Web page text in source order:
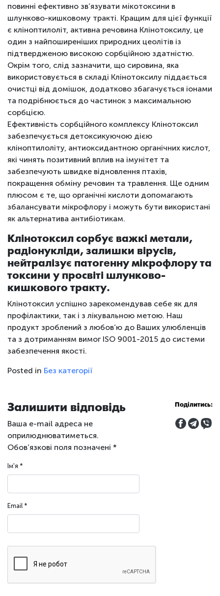
повинні ефективно зв’язувати мікотоксини в
шлунково-кишковому тракті. Кращим для цієї функції
є кліноптилоліт, активна речовина Клінотоксилу, це
один з найпоширеніших природних цеолітів із
підтвердженою високою сорбційною здатністю.
Окрім того, слід зазначити, що сировина, яка
використовується в складі Клінотоксилу піддається
очистці від домішок, додатково збагачується іонами
та подрібнюється до частинок з максимальною
сорбцією.
Ефективність сорбційного комплексу Клінотоксил
забезпечується детоксикуючою дією
кліноптилоліту, антиоксидантною органічних кислот,
які чинять позитивний вплив на імунітет та
забезпечують швидке відновлення птахів,
покращення обміну речовин та травлення. Ще одним
плюсом є те, що органічні кислоти допомагають
збалансувати мікрофлору і можуть бути використані
як альтернатива антибіотикам.
Клінотоксил сорбує важкі метали,
радіонукліди, залишки вірусів,
нейтралізує патогенну мікрофлору та
токсини у просвіті шлунково-
кишкового тракту.
Клінотоксил успішно зарекомендував себе як для
профілактики, так і з лікувальною метою. Наш
продукт зроблений з любов’ю до Ваших улюбленців
та з дотриманням вимог ISO 9001-2015 до системи
забезпечення якості.
Posted in Без категорії
Залишити відповідь
Ваша e-mail адреса не
оприлюднюватиметься.
Обов’язкові поля позначені *
Ім'я *
Email *
Поділитись: